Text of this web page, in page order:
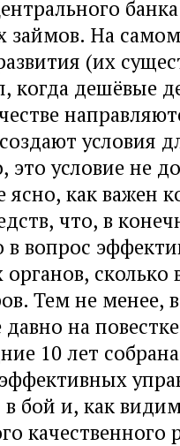
банка
займов. На
(их
, когда дешёвые
условия
, это условие не
ясно, как важен
, что, в
в вопрос
, сколько
Тем не менее,
на
10 лет
бой и, как
качественного